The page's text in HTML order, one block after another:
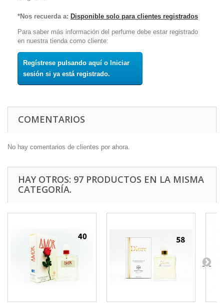
*Nos recuerda a: Disponible solo para clientes registrados
Para saber más información del perfume debe estar registrado
en nuestra tienda como cliente:
Regístrese pulsando aquí o Iniciar
sesión si ya está registrado.
COMENTARIOS
No hay comentarios de clientes por ahora.
HAY OTROS: 97 PRODUCTOS EN LA MISMA
CATEGORÍA.